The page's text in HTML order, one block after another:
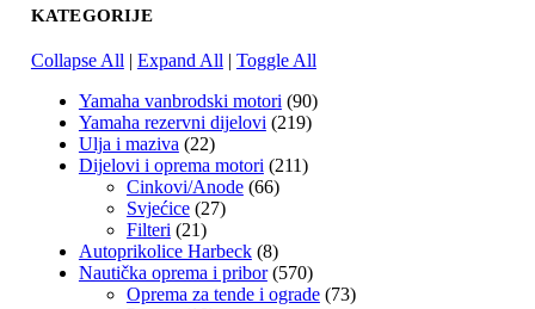
KATEGORIJE
Collapse All | Expand All | Toggle All
Yamaha vanbrodski motori (90)
Yamaha rezervni dijelovi (219)
Ulja i maziva (22)
Dijelovi i oprema motori (211)
Cinkovi/Anode (66)
Svjećice (27)
Filteri (21)
Autoprikolice Harbeck (8)
Nautička oprema i pribor (570)
Oprema za tende i ograde (73)